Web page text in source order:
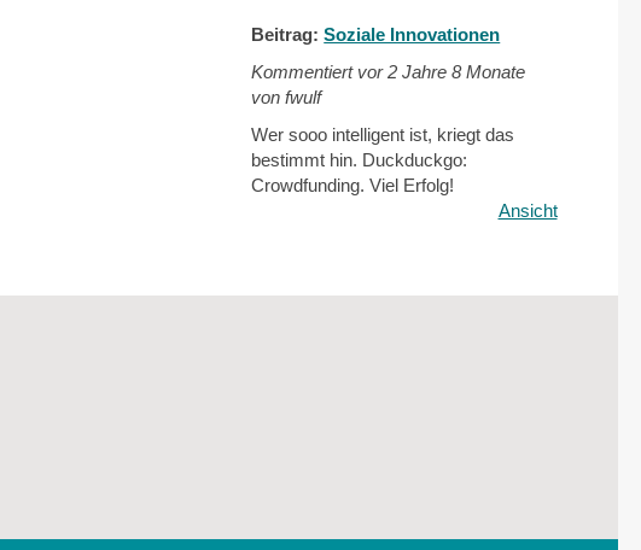
Beitrag:Soziale Innovationen
Kommentiert vor2 Jahre 8 Monate
von fwulf
Wer sooo intelligent ist, kriegt das
bestimmt hin. Duckduckgo:
Crowdfunding. Viel Erfolg!
Ansicht